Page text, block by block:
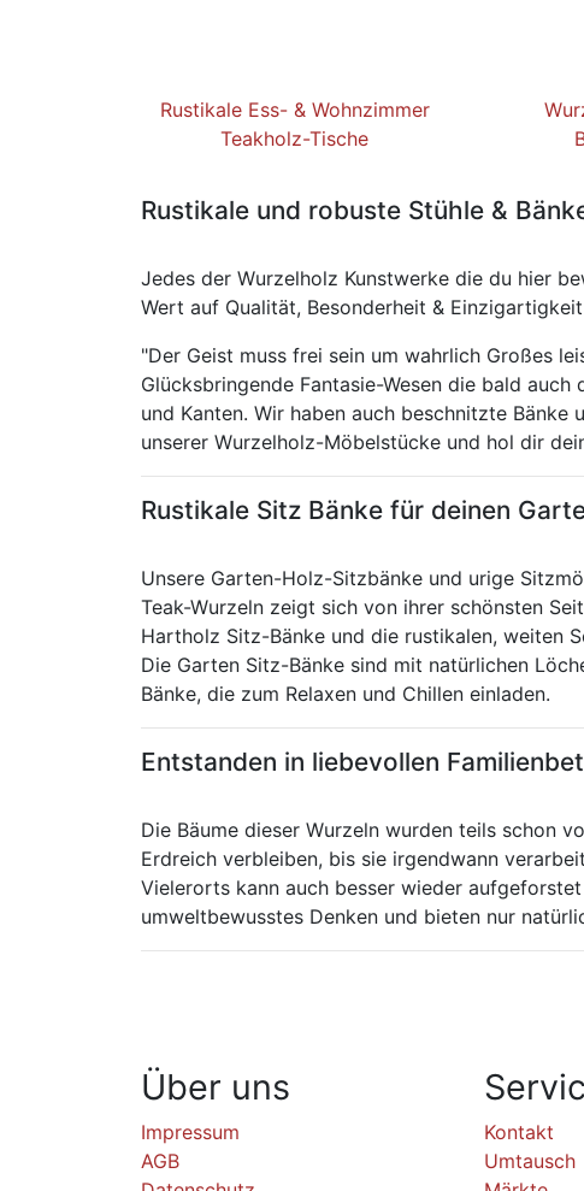
Rustikale Ess- & Wohnzimmer
Teakholz-Tische
Rustikale und robuste Stühle &
Jedes der Wurzelholz Kunstwerke die du hier
Wert auf Qualität, Besonderheit &
"Der Geist muss frei sein um wahrlich Großes
Glücksbringende Fantasie-Wesen die bald
und Kanten. Wir haben auch beschnitzte
unserer Wurzelholz-Möbelstücke und hol dir
Rustikale Sitz Bänke für deinen
Unsere Garten-Holz-Sitzbänke und urige
Teak-Wurzeln zeigt sich von ihrer schönsten
Hartholz Sitz-Bänke und die rustikalen, weiten
Die Garten Sitz-Bänke sind mit natürlichen
Bänke, die zum Relaxen und Chillen einladen.
Entstanden in liebevollen
Die Bäume dieser Wurzeln wurden teils schon
Erdreich verbleiben, bis sie irgendwann
Vielerorts kann auch besser wieder
umweltbewusstes Denken und bieten nur
Über uns
Impressum
AGB
Kontakt
Umtausch